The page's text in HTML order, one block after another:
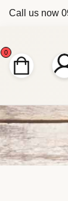
Call us now
0